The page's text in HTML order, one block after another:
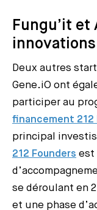
Fungu’it et
Deux autres
Gene.iO ont
participer au
financement 212
principal
212 Founders est
se déroulant en
et une phase